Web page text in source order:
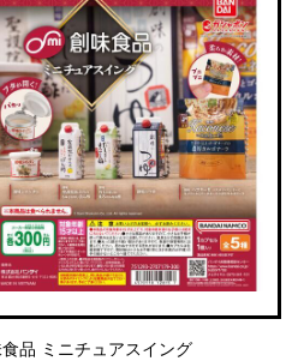
品 ミニチュアスイング